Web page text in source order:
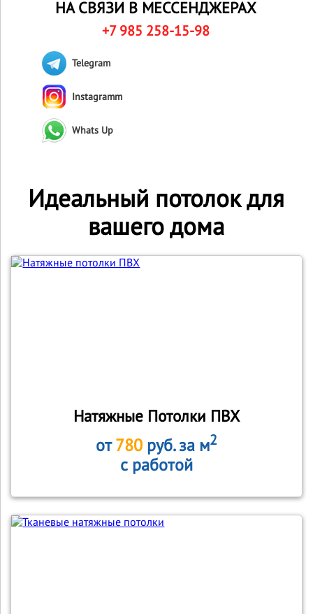
НА СВЯЗИ В МЕССЕНДЖЕРАХ
+7 985 258-15-98
Telegram
Instagramm
Whats Up
Идеальный потолок для
вашего дома
Натяжные Потолки ПВХ
от780руб. за м2
с работой